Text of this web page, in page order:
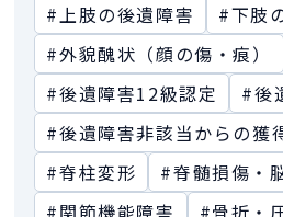
#上肢の後遺障害
#下肢
#外貌醜状（顔の傷・痕）
#後遺障害12級認定
#後
#後遺障害非該当からの獲
#脊柱変形
#脊髄損傷・
#関節機能障害
#骨折・